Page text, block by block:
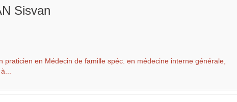
Sisvan
praticien en Médecin de famille spéc. en médecine interne générale,